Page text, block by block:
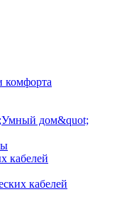
комфорта
дом&quot;
кабелей
кабелей